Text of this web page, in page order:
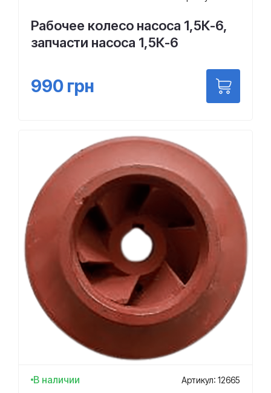
Рабочее колесо насоса 1,5К-6,
запчасти насоса 1,5К-6
990 грн
В наличии Артикул: 12665